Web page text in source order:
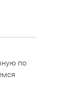
по